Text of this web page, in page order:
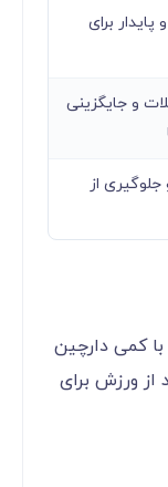
برای
و جایگزینی
از
کمی دارچین
از ورزش برای